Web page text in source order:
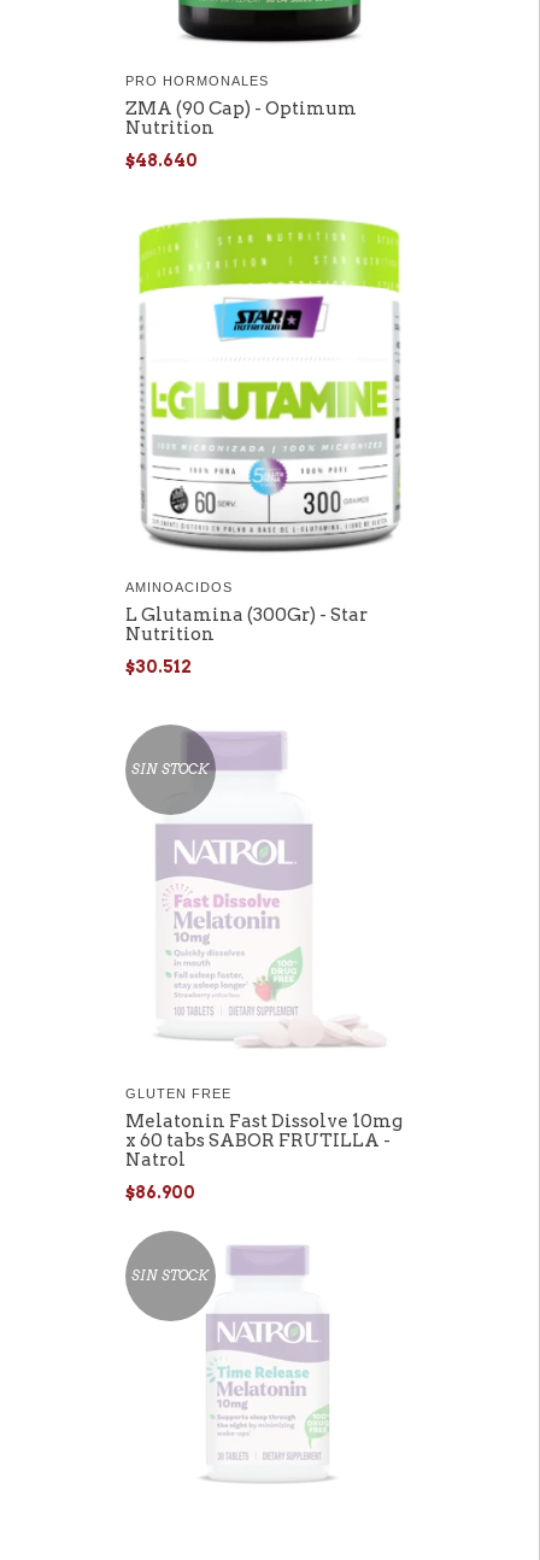
PRO HORMONALES
ZMA (90 Cap) - Optimum
Nutrition
$48.640
AMINOACIDOS
L Glutamina (300Gr) - Star
Nutrition
$30.512
SIN STOCK
GLUTEN FREE
Melatonin Fast Dissolve 10mg
x 60 tabs SABOR FRUTILLA -
Natrol
$86.900
SIN STOCK